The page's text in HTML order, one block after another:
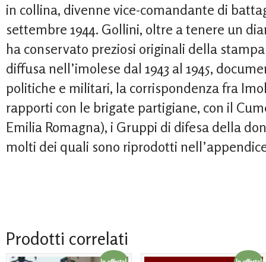
in collina, divenne vice-comandante di
settembre 1944. Gollini, oltre a tenere un
ha conservato preziosi originali della
diffusa nell’imolese dal 1943 al 1945,
politiche e militari, la corrispondenza fra
rapporti con le brigate partigiane, con il
Emilia Romagna), i Gruppi di difesa della
molti dei quali sono riprodotti
Prodotti correlati